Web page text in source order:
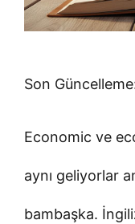
Son
Economic ve
aynı geliyorlar
bambaşka.